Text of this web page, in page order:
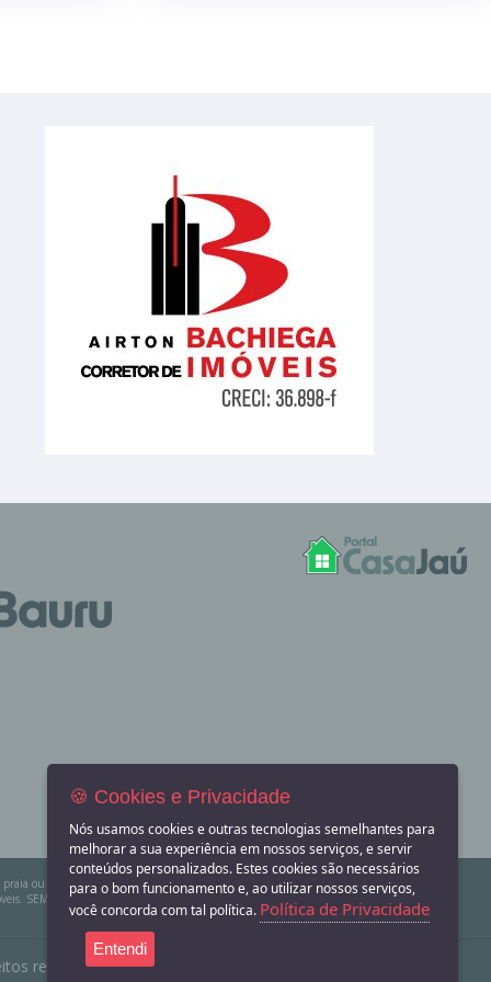
ou sítio para eventos? Aqui você também encontra! O Portal Casa Jaú apenas divulga
SEMPRE consulte a imobiliária ou proprietário para confirmar as informações
reservados.
🍪 Cookies e Privacidade
Nós usamos cookies e outras tecnologias semelhantes para
melhorar a sua experiência em nossos serviços, e servir
conteúdos personalizados. Estes cookies são necessários
para o bom funcionamento e, ao utilizar nossos serviços,
você concorda com tal política. Política de Privacidade
Entendi